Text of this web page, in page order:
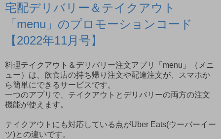
宅配デリバリー＆テイクアウト
「menu」のプロモーションコード
【2022年11月号】
料理テイクアウト＆デリバリー注文アプリ「menu」（メニ
ュー）は、飲食店の持ち帰り注文や配達注文が、スマホか
ら簡単にできるサービスです。
一つのアプリで、テイクアウトとデリバリーの両方の注文
機能が使えます。
テイクアウトにも対応している点がUber Eats(ウーバーイー
ツ)との違いです。